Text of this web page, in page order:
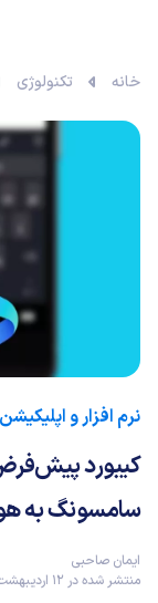
خانه تکنولوژی
نرم افزار و اپلیکیشن
سامسونگ به
ایمان صاحبی
منتشر شده در 12 اردیبهشت 1402 | 10:30